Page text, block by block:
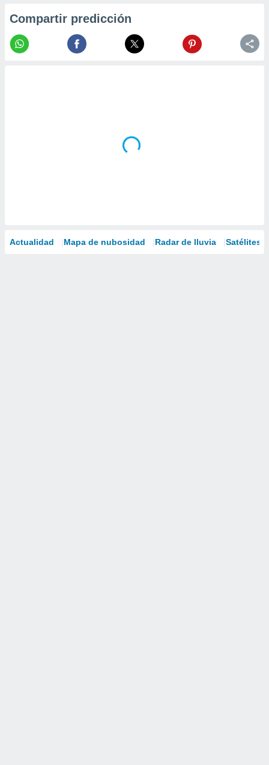
Compartir predicción
Actualidad Mapa de nubosidad Radar de lluvia Satélites